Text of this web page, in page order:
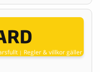
| Regler & villkor gäller